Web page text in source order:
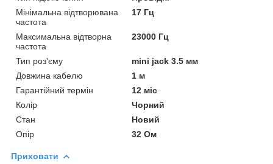
Мінімальна відтворювана
частота
17 Гц
Максимальна відтворна
частота
23000 Гц
Тип роз'єму
mini jack 3.5 мм
Довжина кабелю
1 м
Гарантійний термін
12 міс
Колір
Чорний
Стан
Новий
Опір
32 Ом
Приховати